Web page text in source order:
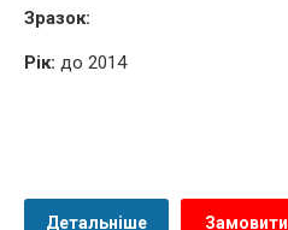
Зразок:
Рік: до 2014
Детальніше Замовити